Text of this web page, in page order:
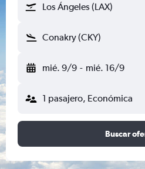
Los Ángeles (LAX)
Conakry (CKY)
mié. 9/9 - mié. 16/9
1 pasajero, Económica
Buscar